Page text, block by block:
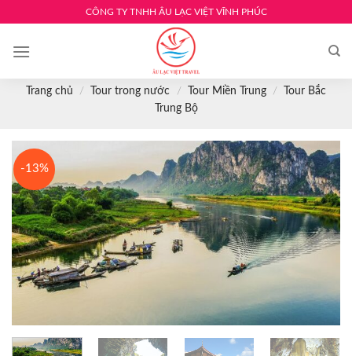
content
CÔNG TY TNHH ÂU LẠC VIỆT VĨNH PHÚC
Trang chủ / Tour trong nước / Tour Miền Trung /
Tour Bắc
Trung Bộ
-13%